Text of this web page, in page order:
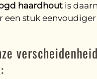
haardhout is
een stuk